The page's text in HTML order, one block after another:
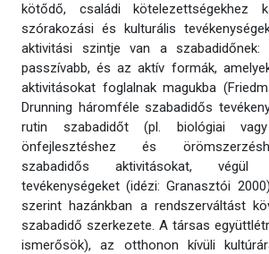
kötődő, családi kötelezettségekhez
szórakozási és kulturális
aktivitási szintje van a szabadidőnek:
passzívabb, és az aktív formák,
aktivitásokat foglalnak magukba
Drunning háromféle szabadidős
rutin szabadidőt (pl. biológiai
önfejlesztéshez és
szabadidős aktivitásokat,
tevékenységeket (idézi: Granasztói
szerint hazánkban a rendszerváltást
szabadidő szerkezete. A társas
ismerősök), az otthonon kívüli